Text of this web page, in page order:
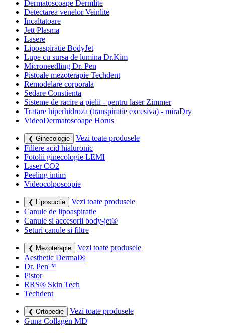
Dermatoscoape Dermlite
Detectarea venelor Veinlite
Incaltatoare
Jett Plasma
Lasere
Lipoaspiratie BodyJet
Lupe cu sursa de lumina Dr.Kim
Microneedling Dr. Pen
Pistoale mezoterapie Techdent
Remodelare corporala
Sedare Constienta
Sisteme de racire a pielii - pentru laser Zimmer
Tratare hiperhidroza (transpiratie excesiva) - miraDry
VideoDermatoscoape Horus
❮ Ginecologie
Vezi toate produsele
Fillere acid hialuronic
Fotolii ginecologie LEMI
Laser CO2
Peeling intim
Videocolposcopie
❮ Liposuctie
Vezi toate produsele
Canule de lipoaspiratie
Canule si accesorii body-jet®
Seturi canule si filtre
❮ Mezoterapie
Vezi toate produsele
Aesthetic Dermal®
Dr. Pen™
Pistor
RRS® Skin Tech
Techdent
❮ Ortopedie
Vezi toate produsele
Guna Collagen MD